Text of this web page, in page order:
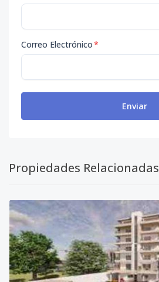
Correo Electrónico*
Enviar
Propiedades Relacionadas